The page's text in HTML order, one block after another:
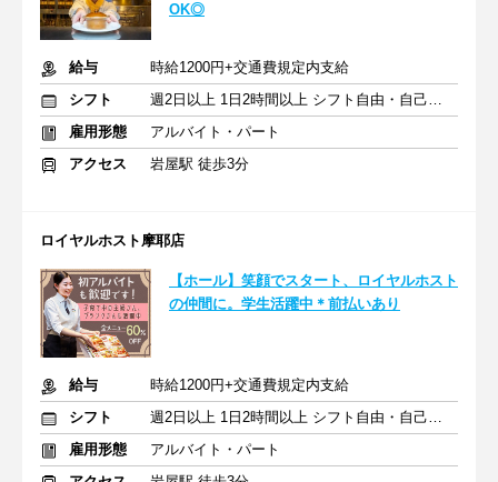
OK◎
給与
時給1200円+交通費規定内支給
シフト
週2日以上 1日2時間以上 シフト自由・自己申告
雇用形態
アルバイト・パート
アクセス
岩屋駅 徒歩3分
ロイヤルホスト摩耶店
【ホール】笑顔でスタート、ロイヤルホスト
の仲間に。学生活躍中＊前払いあり
給与
時給1200円+交通費規定内支給
シフト
週2日以上 1日2時間以上 シフト自由・自己申告
雇用形態
アルバイト・パート